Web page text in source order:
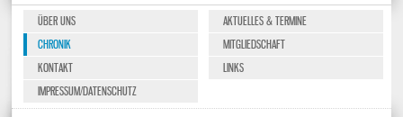
ÜBER UNS
AKTUELLES & TERMINE
CHRONIK
MITGLIEDSCHAFT
KONTAKT
LINKS
IMPRESSUM/DATENSCHUTZ